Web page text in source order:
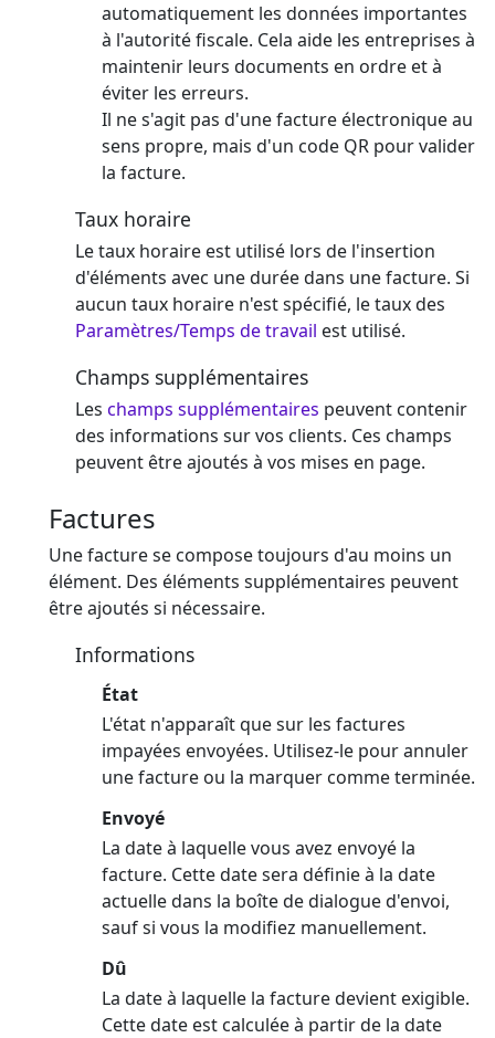
automatiquement les données importantes
à l'autorité fiscale. Cela aide les entreprises à
maintenir leurs documents en ordre et à
éviter les erreurs.
Il ne s'agit pas d'une facture électronique au
sens propre, mais d'un code QR pour valider
la facture.
Taux horaire
Le taux horaire est utilisé lors de l'insertion
d'éléments avec une durée dans une facture. Si
aucun taux horaire n'est spécifié, le taux des
Paramètres/Temps de travail est utilisé.
Champs supplémentaires
Les champs supplémentaires peuvent contenir
des informations sur vos clients. Ces champs
peuvent être ajoutés à vos mises en page.
Factures
Une facture se compose toujours d'au moins un
élément. Des éléments supplémentaires peuvent
être ajoutés si nécessaire.
Informations
État
L'état n'apparaît que sur les factures
impayées envoyées. Utilisez-le pour annuler
une facture ou la marquer comme terminée.
Envoyé
La date à laquelle vous avez envoyé la
facture. Cette date sera définie à la date
actuelle dans la boîte de dialogue d'envoi,
sauf si vous la modifiez manuellement.
Dû
La date à laquelle la facture devient exigible.
Cette date est calculée à partir de la date